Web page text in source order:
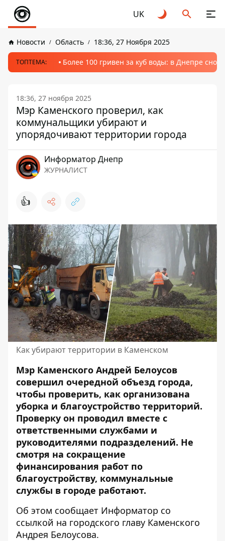
UK
Новости Область 18:36, 27 Ноября 2025
ТОПТЕМА: Более 100 гривен за куб воды: в Днепре
18:36, 27 ноября 2025
Мэр Каменского проверил, как
коммунальщики убирают и
упорядочивают территории города
Информатор Днепр
ЖУРНАЛИСТ
👍
Как убирают территории в Каменском
Мэр Каменского Андрей Белоусов
совершил очередной объезд города,
чтобы проверить, как организована
уборка и благоустройство территорий.
Проверку он проводил вместе с
ответственными службами и
руководителями подразделений. Не
смотря на сокращение
финансирования работ по
благоустройству, коммунальные
службы в городе работают.
Об этом сообщает Информатор со
ссылкой на городского главу Каменского
Андрея Белоусова.